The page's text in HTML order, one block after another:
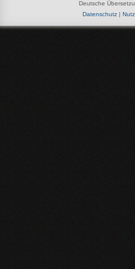
Deutsche
Datenschutz|